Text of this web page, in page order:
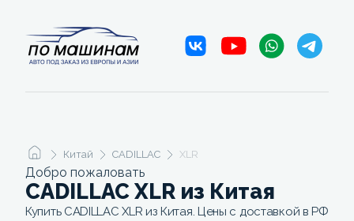
Китай CADILLAC XLR
Добро пожаловать
CADILLAC XLR из Китая
Купить CADILLAC XLR из Китая. Цены с доставкой в РФ